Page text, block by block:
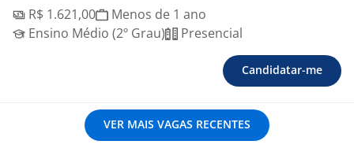
R$ 1.621,00
Menos de 1 ano
Ensino Médio (2º Grau)
Presencial
Candidatar-me
VER MAIS VAGAS RECENTES